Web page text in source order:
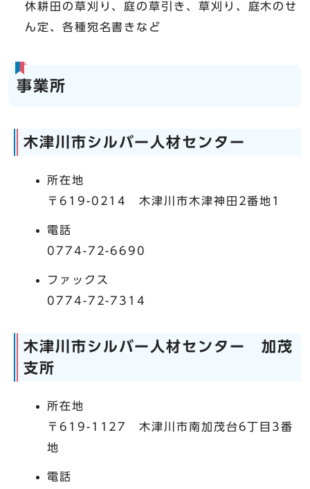
休耕田の草刈り、庭の草引き、草刈り、庭木のせ
ん定、各種宛名書きなど
事業所
木津川市シルバー人材センター
所在地
〒619-0214 木津川市木津神田2番地1
電話
0774-72-6690
ファックス
0774-72-7314
木津川市シルバー人材センター 加茂
支所
所在地
〒619-1127 木津川市南加茂台6丁目3番
地
電話